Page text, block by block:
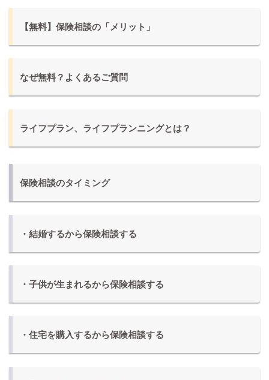
【無料】保険相談の「メリット」
なぜ無料？よくあるご質問
ライフプラン、ライフプランニングとは？
保険相談のタイミング
・結婚するから保険相談する
・子供が生まれるから保険相談する
・住宅を購入するから保険相談する